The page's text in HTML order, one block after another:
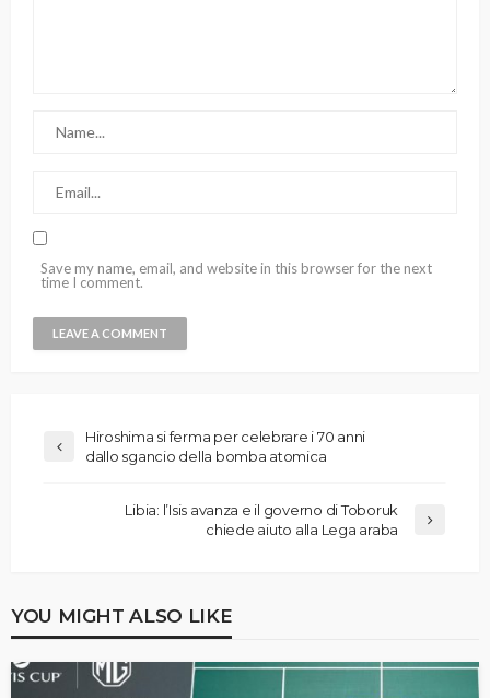
Save my name, email, and website in this browser for the next
time I comment.
Hiroshima si ferma per celebrare i 70 anni
dallo sgancio della bomba atomica
Libia: l’Isis avanza e il governo di Toboruk
chiede aiuto alla Lega araba
YOU MIGHT ALSO LIKE